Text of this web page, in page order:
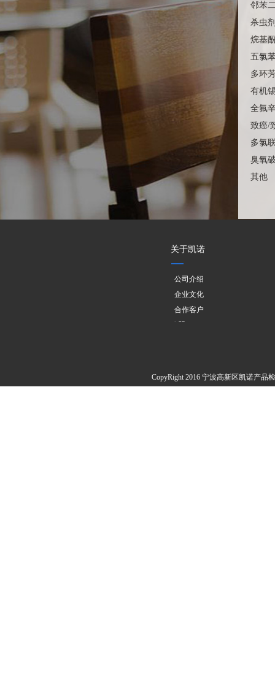
邻苯
杀虫
烷基
五氯
多环
有机
全氟
致癌/
多氯
臭氧
其他
公司介绍
企业文化
合作客户
CopyRight 2016 宁波高新区凯诺产
关于凯诺